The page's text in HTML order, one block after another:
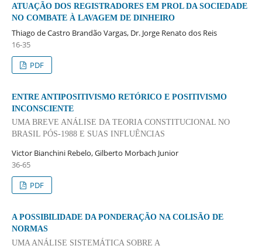
ATUAÇÃO DOS REGISTRADORES EM PROL DA SOCIEDADE
NO COMBATE À LAVAGEM DE DINHEIRO
Thiago de Castro Brandão Vargas, Dr. Jorge Renato dos Reis
16-35
PDF
ENTRE ANTIPOSITIVISMO RETÓRICO E POSITIVISMO
INCONSCIENTE
UMA BREVE ANÁLISE DA TEORIA CONSTITUCIONAL NO
BRASIL PÓS-1988 E SUAS INFLUÊNCIAS
Victor Bianchini Rebelo, Gilberto Morbach Junior
36-65
PDF
A POSSIBILIDADE DA PONDERAÇÃO NA COLISÃO DE
NORMAS
UMA ANÁLISE SISTEMÁTICA SOBRE A